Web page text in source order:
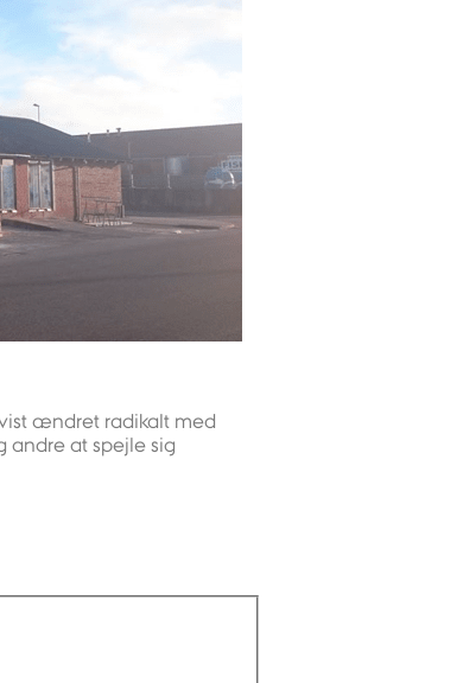
ændret radikalt med
at spejle sig